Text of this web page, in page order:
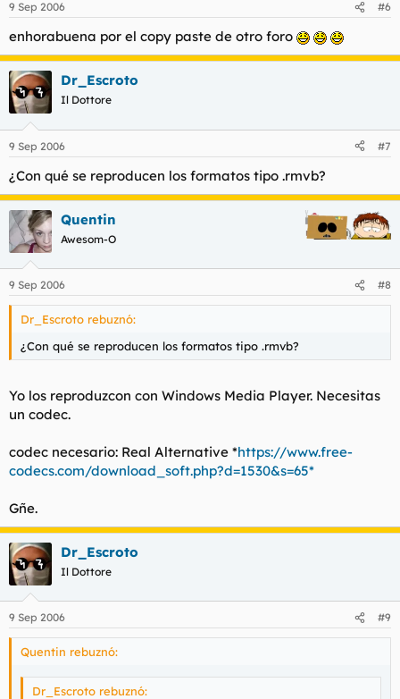
9 Sep 2006 #6
enhorabuena por el copy paste de otro foro
Dr_Escroto
Il Dottore
9 Sep 2006 #7
¿Con qué se reproducen los formatos tipo .rmvb?
Quentin
Awesom-O
9 Sep 2006 #8
Dr_Escroto rebuznó:
¿Con qué se reproducen los formatos tipo .rmvb?
Yo los reproduzcon con Windows Media Player. Necesitas
un codec.
codec necesario: Real Alternative *https://www.free-
codecs.com/download_soft.php?d=1530&s=65*
Gñe.
Dr_Escroto
Il Dottore
9 Sep 2006 #9
Quentin rebuznó:
Dr_Escroto rebuznó: